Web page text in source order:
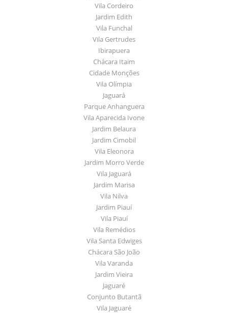
Vila Cordeiro
Jardim Edith
Vila Funchal
Vila Gertrudes
Ibirapuera
Chácara Itaim
Cidade Monções
Vila Olímpia
Jaguará
Parque Anhanguera
Vila Aparecida Ivone
Jardim Belaura
Jardim Cimobil
Vila Eleonora
Jardim Morro Verde
Vila Jaguará
Jardim Marisa
Vila Nilva
Jardim Piauí
Vila Piauí
Vila Remédios
Vila Santa Edwiges
Chácara São João
Vila Varanda
Jardim Vieira
Jaguaré
Conjunto Butantã
Vila Jaguaré